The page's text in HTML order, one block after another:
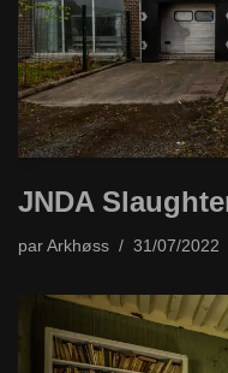
JNDA
par Arkhøss 31/07/2022